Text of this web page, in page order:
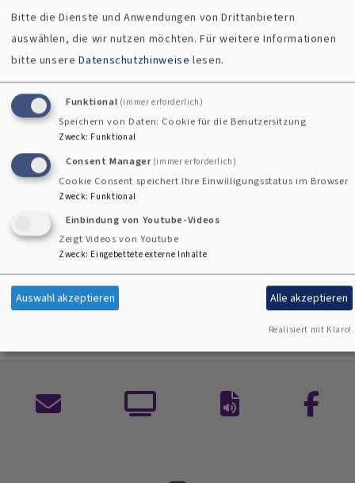
aufstellen? Fragt sich Peter Aschoff aus Nürnberg in der
heutigen Morgenfeier.
Anhören ab 10.30 Uhr auf Bayern 1
https://www.br.de/radio/live/bayern1/
Podcast abrufbar
https://www.br.de/mediathek/podcast/evangelische-
morgenfeier/551
Text der Morgenfeier auch hier abrufbar Sonntagsblatt
https://www.sonntagsblatt.de/morgenfeier
KontaktformularARD
Auf
Bitte die Dienste und Anwendungen von Drittanbietern
auswählen, die wir nutzen möchten.Für weitere Informationen
bitte unsereDatenschutzhinweise lesen.
Funktional (immer erforderlich)
Speichern von Daten: Cookie für die Benutzersitzung
Zweck: Funktional
Consent Manager (immer erforderlich)
Cookie Consent speichert Ihre Einwilligungsstatus im Browser
Zweck: Funktional
Einbindung von Youtube-Videos
Zeigt Videos von Youtube
Zweck: Eingebettete externe Inhalte
Auswahl akzeptieren Alle akzeptieren
Realisiert mit Klaro!